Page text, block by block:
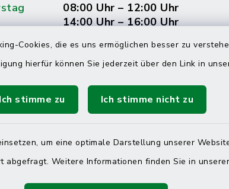
Cookies, die es uns ermöglichen besser zu
hierfür können Sie jederzeit über den Link in
Ich stimme zu Ich stimme nicht zu
um eine optimale Darstellung unserer
abgefragt. Weitere Informationen finden Sie in
08:00 Uhr – 12:00 Uhr
14:00 Uhr – 16:00 Uhr
08:00 Uhr – 12:00 Uhr
Anliegen, finden aber online
Rufen Sie uns gerne unter der
6065 0 an!